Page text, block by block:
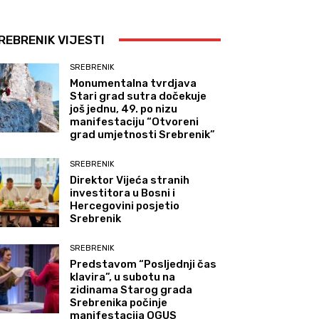
VIJESTI
SREBRENIK
Monumentalna tvrdjava
Stari grad sutra dočekuje
još jednu, 49. po nizu
manifestaciju “Otvoreni
grad umjetnosti Srebrenik”
SREBRENIK
Direktor Vijeća stranih
investitora u Bosni i
Hercegovini posjetio
Srebrenik
SREBRENIK
Predstavom “Posljednji čas
klavira”, u subotu na
zidinama Starog grada
Srebrenika počinje
manifestacija OGUS